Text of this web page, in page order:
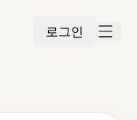
로그인